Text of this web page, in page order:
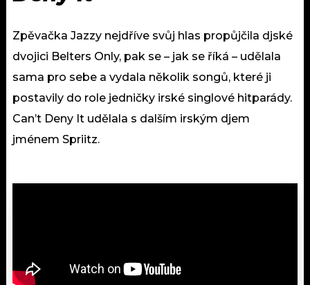
Zpěvačka Jazzy nejdříve svůj hlas propůjčila djské
dvojici Belters Only, pak se – jak se říká – udělala
sama pro sebe a vydala několik songů, které ji
postavily do role jedničky irské singlové hitparády.
Can’t Deny It udělala s dalším irským djem
jménem Spriitz.